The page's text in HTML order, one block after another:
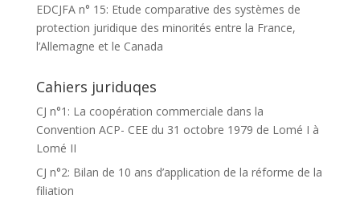
EDCJFA n° 15: Etude comparative des systèmes de
protection juridique des minorités entre la France,
l’Allemagne et le Canada
Cahiers juriduqes
CJ n°1: La coopération commerciale dans la
Convention ACP- CEE du 31 octobre 1979 de Lomé I à
Lomé II
CJ n°2: Bilan de 10 ans d’application de la réforme de la
filiation